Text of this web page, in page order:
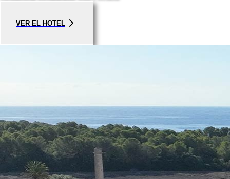
VER EL HOTEL